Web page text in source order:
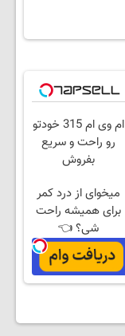
ام وی ام 315 خودتو
رو راحت و سریع
بفروش
میخوای از درد کمر
برای همیشه راحت
شی؟ 👈
پرسش‌نامه رو پر
کن